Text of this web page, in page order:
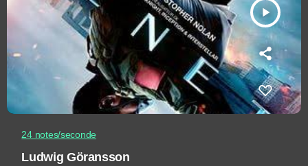
play_arrow
24 notes/seconde
Ludwig Göransson